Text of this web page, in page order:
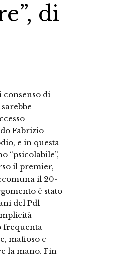
di
consenso di
Fabrizio
e in questa
“psicolabile”,
il premier,
il 20-
è stato
del Pdl
frequenta
mafioso e
la mano. Fin